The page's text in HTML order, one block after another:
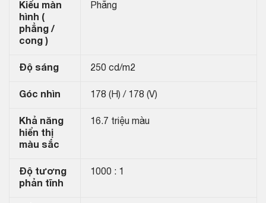
Kiểu màn
hình (
phẳng /
cong )
Phẳng
Độ sáng 250 cd/m2
Góc nhìn 178 (H) / 178 (V)
Khả năng
hiển thị
màu sắc
16.7 triệu màu
Độ tương
phản tĩnh
1000 : 1